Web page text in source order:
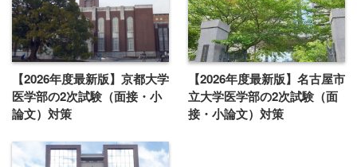
【2026年度最新版】京都大学
医学部の2次試験（面接・小
論文）対策
【2026年度最新版】名古屋市
立大学医学部の2次試験（面
接・小論文）対策